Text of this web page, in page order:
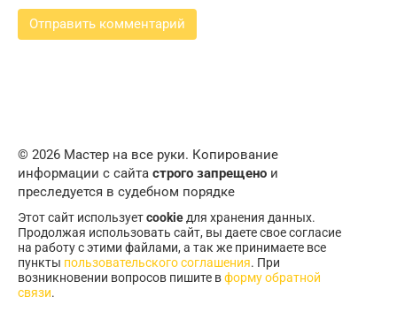
© 2026 Мастер на все руки. Копирование
информации с сайта строго запрещено и
преследуется в судебном порядке
Этот сайт используетcookie для хранения данных.
Продолжая использовать сайт, вы даете свое согласие
на работу с этими файлами, а так же принимаете все
пункты пользовательского соглашения. При
возникновении вопросов пишите вформу обратной
связи.